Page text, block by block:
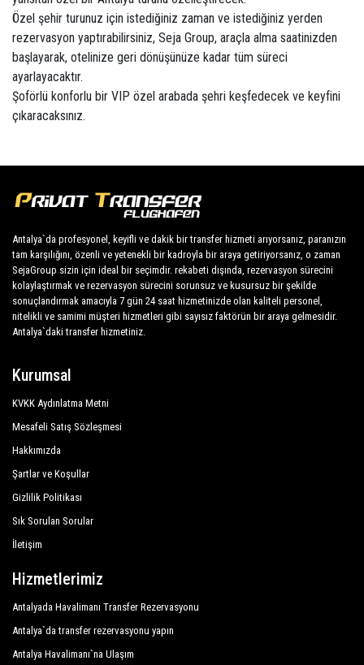
Özel şehir turunuz için istediğiniz zaman ve istediğiniz yerden
rezervasyon yaptırabilirsiniz, Seja Group, araçla alma saatinizden
başlayarak, otelinize geri dönüşünüze kadar tüm süreci
ayarlayacaktır.
Şoförlü konforlu bir VIP özel arabada şehri keşfedecek ve keyfini
çıkaracaksınız.
Antalya`da profesyonel, keyifli ve dakik bir transfer hizmeti arıyorsanız, paranızın
tam karşılığını, özenli ve yetenekli bir kadroyla bir araya getiriyorsanız, o zaman
SejaGroup sizin için ideal bir seçimdir. rekabeti dışında, rezervasyon sürecini
kolaylaştırmak ve rezervasyon sürecini sorunsuz ve kusursuz bir şekilde
sonuçlandırmak amacıyla 7 gün 24 saat hizmetinizde olan kaliteli personel,
nitelikli ve samimi müşteri hizmetleri gibi sayısız faktörün bir araya gelmesidir.
Antalya`daki transfer hizmetiniz.
Kurumsal
KVKK Aydınlatma Metni
Mesafeli Satış Sözleşmesi
Hakkımızda
Şartlar ve Koşullar
Gizlilik Politikası
Sık Sorulan Sorular
İletişim
Hizmetlerimiz
Antalyada Havalimanı Transfer Rezervasyonu
Antalya`da transfer rezervasyonu yapın
Antalya Havalimanı`na Ulaşım